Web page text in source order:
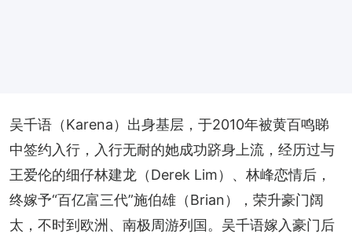
吴千语（Karena）出身基层，于2010年被黄百鸣睇
中签约入行，入行无耐的她成功跻身上流，经历过与
王爱伦的细仔林建龙（Derek Lim）、林峰恋情后，
终嫁予“百亿富三代”施伯雄（Brian），荣升豪门阔
太，不时到欧洲、南极周游列国。吴千语嫁入豪门后